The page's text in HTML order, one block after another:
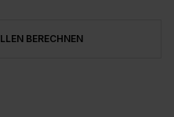
BERECHNEN